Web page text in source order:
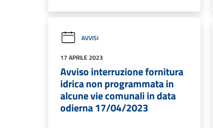
AVVISI
17 APRILE 2023
Avviso interruzione fornitura
idrica non programmata in
alcune vie comunali in data
odierna 17/04/2023